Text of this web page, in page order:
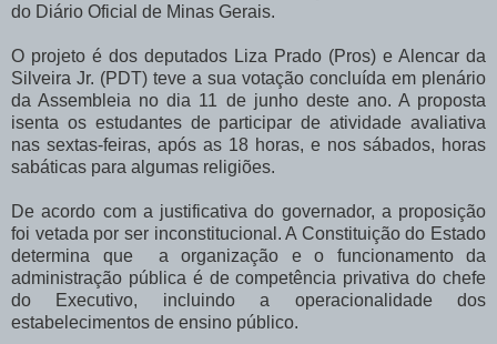
do Diário Oficial de Minas Gerais.
O projeto é dos deputados Liza Prado (Pros) e Alencar da
Silveira Jr. (PDT) teve a sua votação concluída em plenário
da Assembleia no dia 11 de junho deste ano. A proposta
isenta os estudantes de participar de atividade avaliativa
nas sextas-feiras, após as 18 horas, e nos sábados, horas
sabáticas para algumas religiões.
De acordo com a justificativa do governador, a proposição
foi vetada por ser inconstitucional. A Constituição do Estado
determina que a organização e o funcionamento da
administração pública é de competência privativa do chefe
do Executivo, incluindo a operacionalidade dos
estabelecimentos de ensino público.